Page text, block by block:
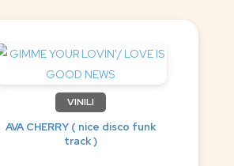
VINILI
AVA CHERRY ( nice disco funk
track )